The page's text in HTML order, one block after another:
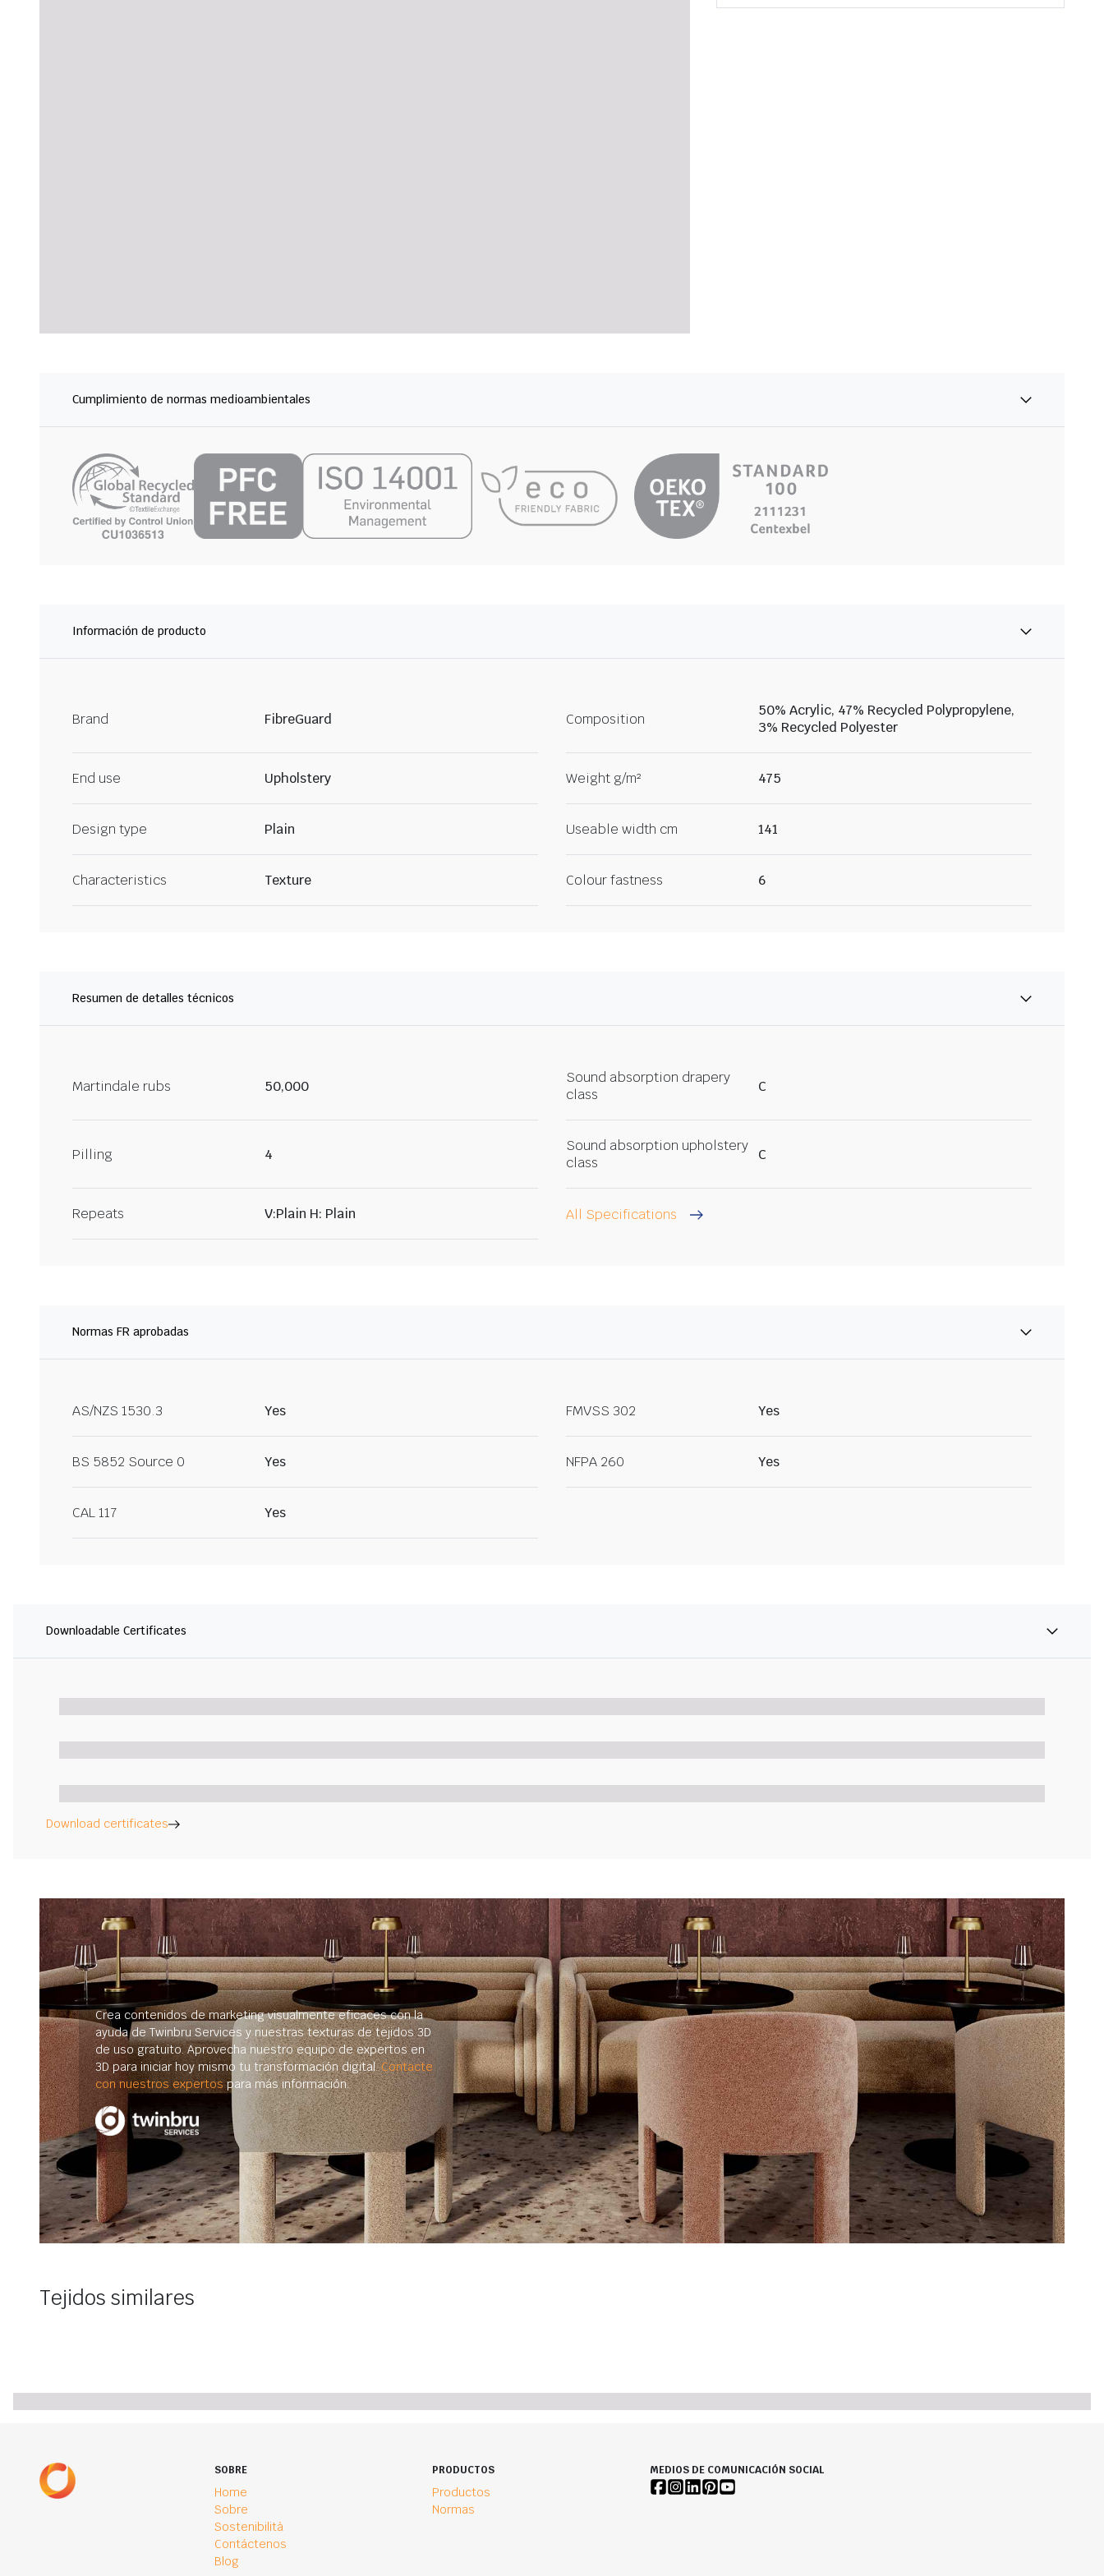
Cumplimiento de normas medioambientales
Información de producto
Brand FibreGuard Composition
50% Acrylic, 47% Recycled Polypropylene,
3% Recycled Polyester
End use Upholstery Weight g/m² 475
Design type Plain Useable width cm 141
Characteristics Texture Colour fastness 6
Resumen de detalles técnicos
Martindale rubs 50,000
Sound absorption drapery
class
C
Pilling 4
Sound absorption upholstery
class
C
Repeats V:Plain H: Plain All Specifications
Normas FR aprobadas
AS/NZS 1530.3 Yes FMVSS 302 Yes
BS 5852 Source 0 Yes NFPA 260 Yes
CAL 117 Yes
Downloadable Certificates
Download certificates
Crea contenidos de marketing visualmente eficaces con la
ayuda de Twinbru Services y nuestras texturas de tejidos 3D
de uso gratuito. Aprovecha nuestro equipo de expertos en
3D para iniciar hoy mismo tu transformación digital.Contacte
con nuestros expertos para más información.
Tejidos similares
SOBRE
Home
Sobre
Sostenibilità
Contáctenos
Blog
PRODUCTOS
Productos
Normas
MEDIOS DE COMUNICACIÓN SOCIAL